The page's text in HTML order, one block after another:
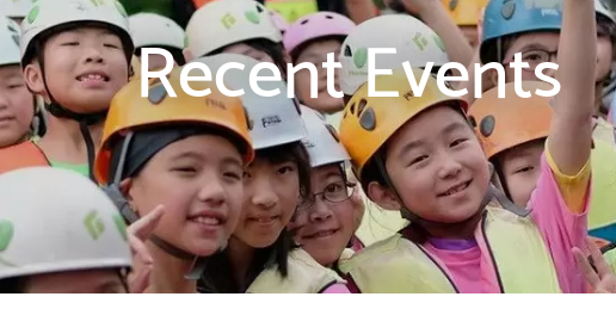
Recent Events